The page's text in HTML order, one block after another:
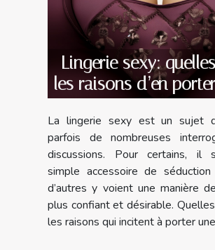
Lingerie sexy:
les raisons d’en
La lingerie sexy est un sujet
parfois de nombreuses
discussions. Pour certains, il
simple accessoire de
d’autres y voient une manière
plus confiant et désirable.
les raisons qui incitent à porter